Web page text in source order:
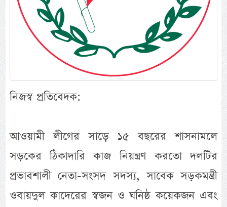
নিজস্ব প্রতিবেদক:
আওয়ামী লীগের সাড়ে ১৫ বছরের শাসনামলে
সড়কের ঠিকাদারি কাজ নিয়ন্ত্রণ করতো দলটির
প্রভাবশালী নেতা-সংসদ সদস্য, সাবেক সড়কমন্ত্রী
ওবায়দুল কাদেরের স্বজন ও ঘনিষ্ঠ কয়েকজন এবং